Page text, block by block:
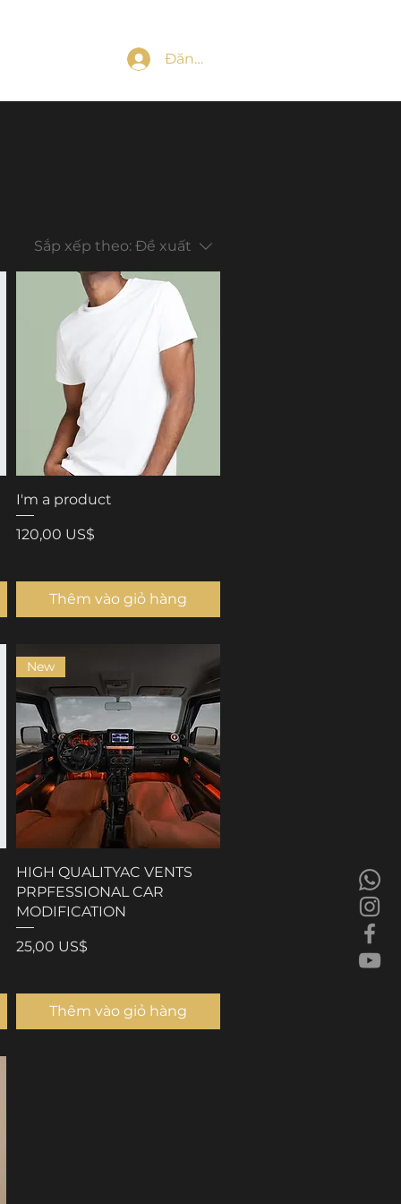
Đăng nhập
Sắp xếp theo: Đề xuất
I'm a product
Giá
120,00 US$
Thêm vào giỏ hàng
New
HIGH QUALITYAC VENTS
PRPFESSIONAL CAR
MODIFICATION
Giá
25,00 US$
Thêm vào giỏ hàng